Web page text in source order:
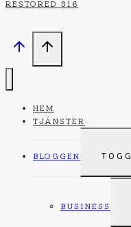
RESTORED 316
HEM
TJÄNSTER
BLOGGEN
BUSINESS